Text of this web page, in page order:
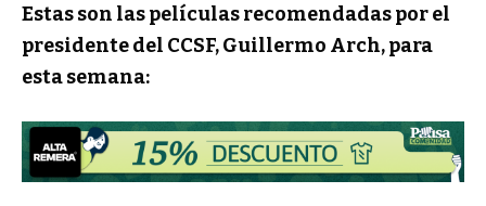
Estas son las películas recomendadas por el
presidente del CCSF, Guillermo Arch, para
esta semana: